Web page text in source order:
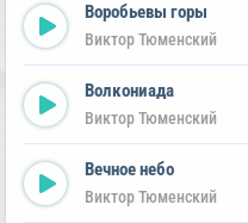
Воробьевы горы
Виктор Тюменский
Волкониада
Виктор Тюменский
Вечное небо
Виктор Тюменский